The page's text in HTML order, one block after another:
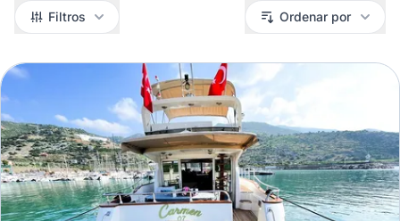
Filtros Filtros Ordenar por